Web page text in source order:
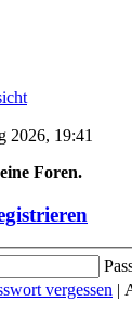
2026, 19:41
Foren.
vergessen |